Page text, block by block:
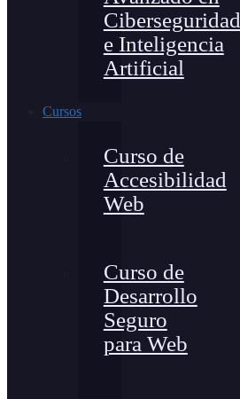
Ciberseguridad
e Inteligencia
Artificial
Cursos
Curso de
Accesibilidad
Web
Curso de
Desarrollo
Seguro
para Web